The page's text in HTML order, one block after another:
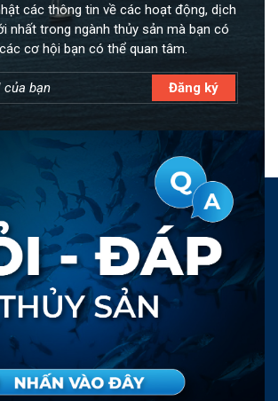
các thông tin về các hoạt động, dịch
nhất trong ngành thủy sản mà bạn có
cơ hội bạn có thể quan tâm.